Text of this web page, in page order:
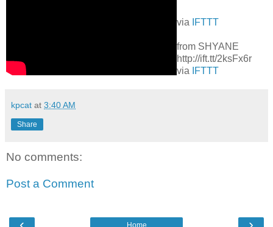
via IFTTT
from SHYANE
http://ift.tt/2ksFx6r
via
IFTTT
kpcat at 3:40 AM
Share
No comments:
Post a Comment
Home